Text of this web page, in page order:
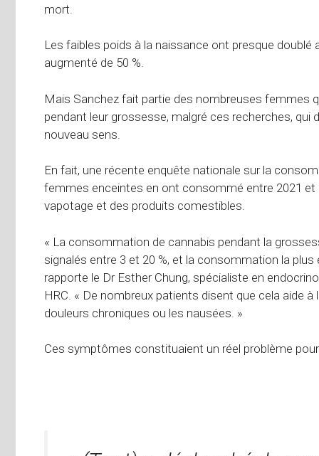
mort.
Les faibles poids à la naissance ont presque
augmenté de 50 %.
Mais Sanchez fait partie des nombreuses femmes
pendant leur grossesse, malgré ces recherches,
nouveau sens.
En fait, une récente enquête nationale sur la
femmes enceintes en ont consommé entre 2021 et
vapotage et des produits comestibles.
« La consommation de cannabis pendant la
signalés entre 3 et 20 %, et la consommation la
rapporte le Dr Esther Chung, spécialiste en
HRC. « De nombreux patients disent que cela aide
douleurs chroniques ou les nausées. »
Ces symptômes constituaient un réel problème